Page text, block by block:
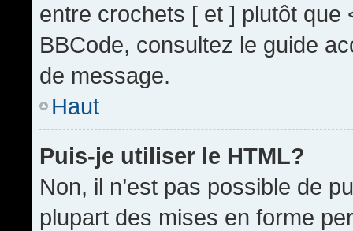
entre crochets [ et ] plutôt que
BBCode, consultez le guide
de message.
Haut
Puis-je utiliser le HTML?
Non, il n’est pas possible de
plupart des mises en forme